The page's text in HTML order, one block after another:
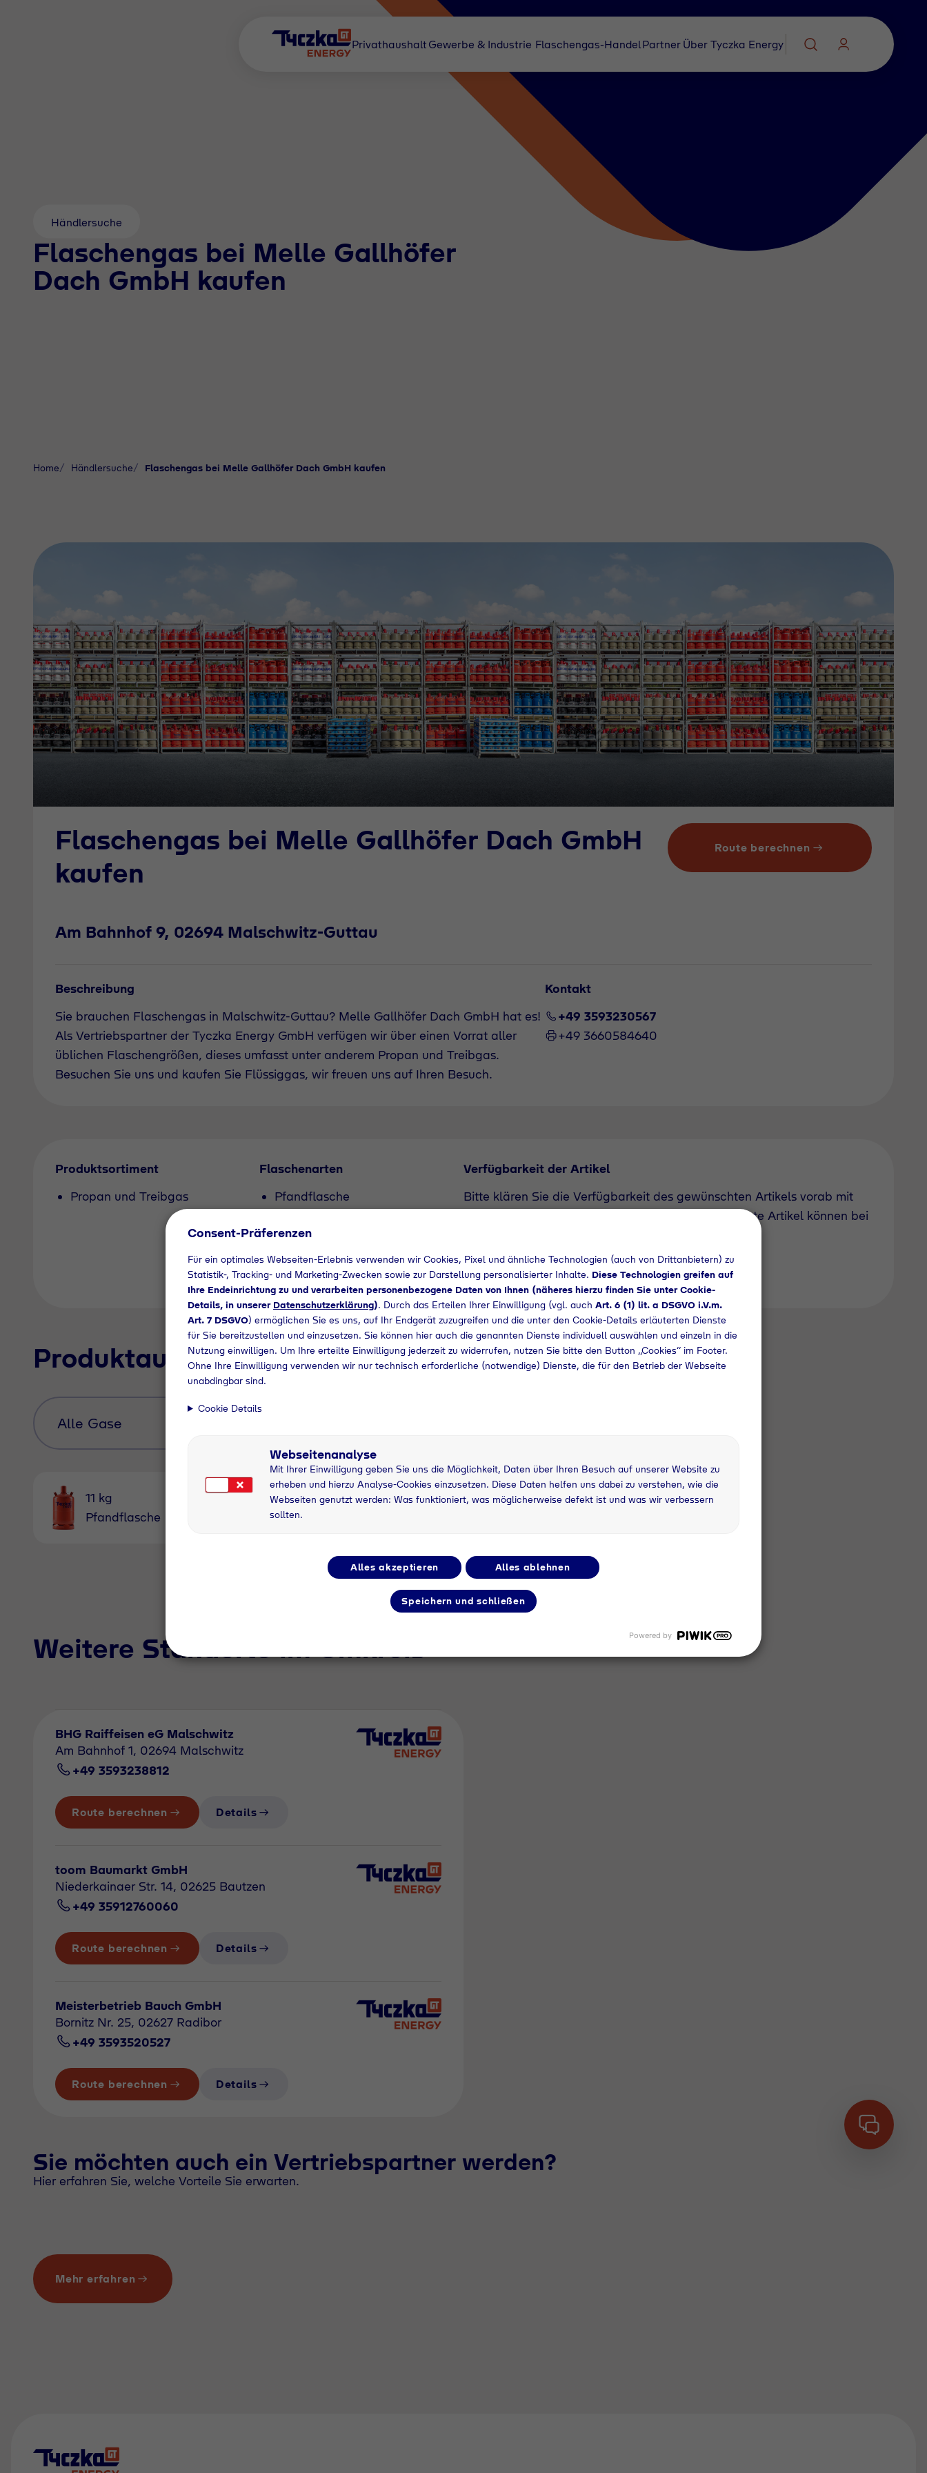
Privathaushalt Gewerbe & Industrie Flaschengas-Handel Partner Über Tyczka Energy
Händlersuche
Flaschengas bei Melle Gallhöfer
Dach GmbH kaufen
Home Händlersuche Flaschengas bei Melle Gallhöfer Dach GmbH kaufen
Flaschengas bei Melle Gallhöfer Dach GmbH
kaufen
Am Bahnhof 9, 02694 Malschwitz-Guttau
Route berechnen
Beschreibung
Sie brauchen Flaschengas in Malschwitz-Guttau? Melle Gallhöfer Dach GmbH hat es!
Als Vertriebspartner der Tyczka Energy GmbH verfügen wir über einen Vorrat aller
üblichen Flaschengrößen, dieses umfasst unter anderem Propan und Treibgas.
Besuchen Sie uns und kaufen Sie Flüssiggas, wir freuen uns auf Ihren Besuch.
Kontakt
+49 3593230567
+49 3660584640
Produktsortiment
Propan und Treibgas
Flaschenarten
Pfandflasche
Verfügbarkeit der Artikel
Bitte klären Sie die Verfügbarkeit des gewünschten Artikels vorab mit
unserem Vertriebspartner. Auch derzeit nicht geführte Artikel können bei
+49 3593230567
Produktauswahl
11 kg
Pfandflasche
5 kg
Pfandflasche
Weitere Standorte im Umkreis
BHG Raiffeisen eG Malschwitz
Am Bahnhof 1, 02694 Malschwitz
+49 3593238812
Route berechnen Details
toom Baumarkt GmbH
Niederkainaer Str. 14, 02625 Bautzen
+49 35912760060
Route berechnen Details
Meisterbetrieb Bauch GmbH
Bornitz Nr. 25, 02627 Radibor
+49 3593520527
Route berechnen Details
Sie möchten auch ein Vertriebspartner werden?
Hier erfahren Sie, welche Vorteile Sie erwarten.
Mehr erfahren
Consent-Präferenzen
Für ein optimales Webseiten-Erlebnis verwenden wir Cookies, Pixel und ähnliche Technologien (auch von Drittanbietern) zu
Statistik-, Tracking- und Marketing-Zwecken sowie zur Darstellung personalisierter Inhalte. Diese Technologien greifen auf
Ihre Endeinrichtung zu und verarbeiten personenbezogene Daten von Ihnen (näheres hierzu finden Sie unter Cookie-
Details, in unserer Datenschutzerklärung). Durch das Erteilen Ihrer Einwilligung (vgl. auch Art. 6 (1) lit. a DSGVO i.V.m.
Art. 7 DSGVO) ermöglichen Sie es uns, auf Ihr Endgerät zuzugreifen und die unter den Cookie-Details erläuterten Dienste
für Sie bereitzustellen und einzusetzen. Sie können hier auch die genannten Dienste individuell auswählen und einzeln in die
Nutzung einwilligen. Um Ihre erteilte Einwilligung jederzeit zu widerrufen, nutzen Sie bitte den Button „Cookies“ im Footer.
Ohne Ihre Einwilligung verwenden wir nur technisch erforderliche (notwendige) Dienste, die für den Betrieb der Webseite
unabdingbar sind.
Cookie Details
Webseitenanalyse
Mit Ihrer Einwilligung geben Sie uns die Möglichkeit, Daten über Ihren Besuch auf unserer Website zu
erheben und hierzu Analyse-Cookies einzusetzen. Diese Daten helfen uns dabei zu verstehen, wie die
Webseiten genutzt werden: Was funktioniert, was möglicherweise defekt ist und was wir verbessern
sollten.
Alles akzeptieren Alles ablehnen
Speichern und schließen
Powered by